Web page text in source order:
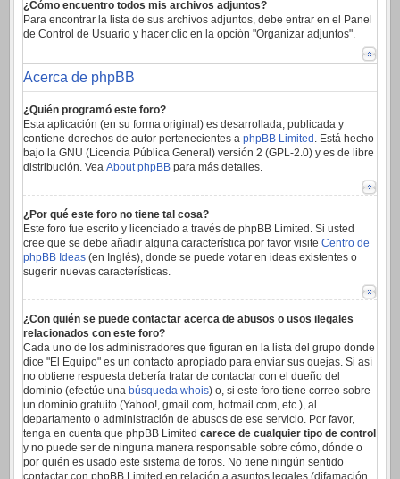
¿Cómo encuentro todos mis archivos adjuntos?
Para encontrar la lista de sus archivos adjuntos, debe entrar en el Panel
de Control de Usuario y hacer clic en la opción "Organizar adjuntos".
Acerca de phpBB
¿Quién programó este foro?
Esta aplicación (en su forma original) es desarrollada, publicada y
contiene derechos de autor pertenecientes a phpBB Limited . Está hecho
bajo la GNU (Licencia Pública General) versión 2 (GPL-2.0) y es de libre
distribución. Vea About phpBB para más detalles.
¿Por qué este foro no tiene tal cosa?
Este foro fue escrito y licenciado a través de phpBB Limited. Si usted
cree que se debe añadir alguna característica por favor visite Centro de
phpBB Ideas (en Inglés), donde se puede votar en ideas existentes o
sugerir nuevas características.
¿Con quién se puede contactar acerca de abusos o usos ilegales
relacionados con este foro?
Cada uno de los administradores que figuran en la lista del grupo donde
dice "El Equipo" es un contacto apropiado para enviar sus quejas. Si así
no obtiene respuesta debería tratar de contactar con el dueño del
dominio (efectúe una búsqueda whois) o, si este foro tiene correo sobre
un dominio gratuito (Yahoo!, gmail.com, hotmail.com, etc.), al
departamento o administración de abusos de ese servicio. Por favor,
tenga en cuenta que phpBB Limited carece de cualquier tipo de control
y no puede ser de ninguna manera responsable sobre cómo, dónde o
por quién es usado este sistema de foros. No tiene ningún sentido
contactar con phpBB Limited en relación a asuntos legales (difamación,